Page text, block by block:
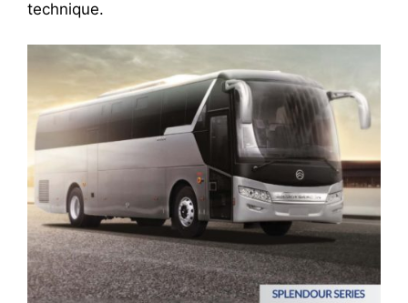
technique.